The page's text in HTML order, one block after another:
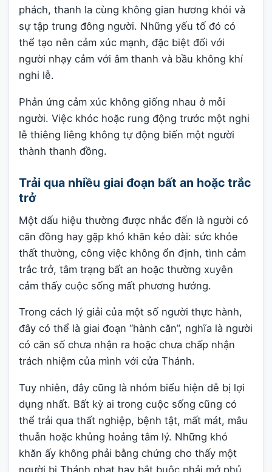
phách, thanh la cùng không gian hương khói và
sự tập trung đông người. Những yếu tố đó có
thể tạo nên cảm xúc mạnh, đặc biệt đối với
người nhạy cảm với âm thanh và bầu không khí
nghi lễ.
Phản ứng cảm xúc không giống nhau ở mỗi
người. Việc khóc hoặc rung động trước một nghi
lễ thiêng liêng không tự động biến một người
thành thanh đồng.
Trải qua nhiều giai đoạn bất an hoặc trắc
trở
Một dấu hiệu thường được nhắc đến là người có
căn đồng hay gặp khó khăn kéo dài: sức khỏe
thất thường, công việc không ổn định, tình cảm
trắc trở, tâm trạng bất an hoặc thường xuyên
cảm thấy cuộc sống mất phương hướng.
Trong cách lý giải của một số người thực hành,
đây có thể là giai đoạn “hành căn”, nghĩa là người
có căn số chưa nhận ra hoặc chưa chấp nhận
trách nhiệm của mình với cửa Thánh.
Tuy nhiên, đây cũng là nhóm biểu hiện dễ bị lợi
dụng nhất. Bất kỳ ai trong cuộc sống cũng có
thể trải qua thất nghiệp, bệnh tật, mất mát, mâu
thuẫn hoặc khủng hoảng tâm lý. Những khó
khăn ấy không phải bằng chứng cho thấy một
người bị Thánh phạt hay bắt buộc phải mở phủ.